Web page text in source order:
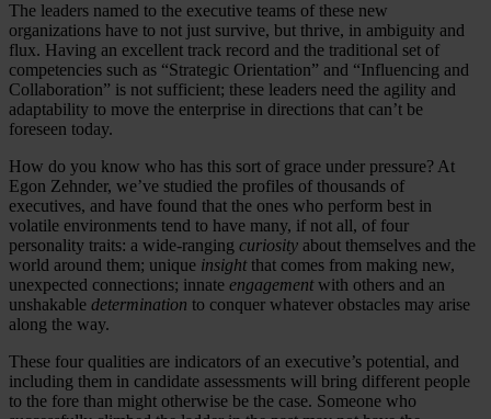
The leaders named to the executive teams of these new
organizations have to not just survive, but thrive, in ambiguity and
flux. Having an excellent track record and the traditional set of
competencies such as “Strategic Orientation” and “Influencing and
Collaboration” is not sufficient; these leaders need the agility and
adaptability to move the enterprise in directions that can’t be
foreseen today.
How do you know who has this sort of grace under pressure? At
Egon Zehnder, we’ve studied the profiles of thousands of
executives, and have found that the ones who perform best in
volatile environments tend to have many, if not all, of four
personality traits: a wide-ranging curiosity about themselves and the
world around them; unique insightthat comes from making new,
unexpected connections; innate engagementwith others and an
unshakable determination to conquer whatever obstacles may arise
along the way.
These four qualities are indicators of an executive’s potential, and
including them in candidate assessments will bring different people
to the fore than might otherwise be the case. Someone who